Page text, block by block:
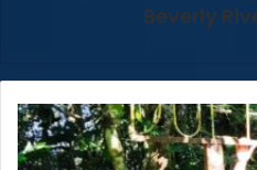
Beverly
Caja
benefició
a